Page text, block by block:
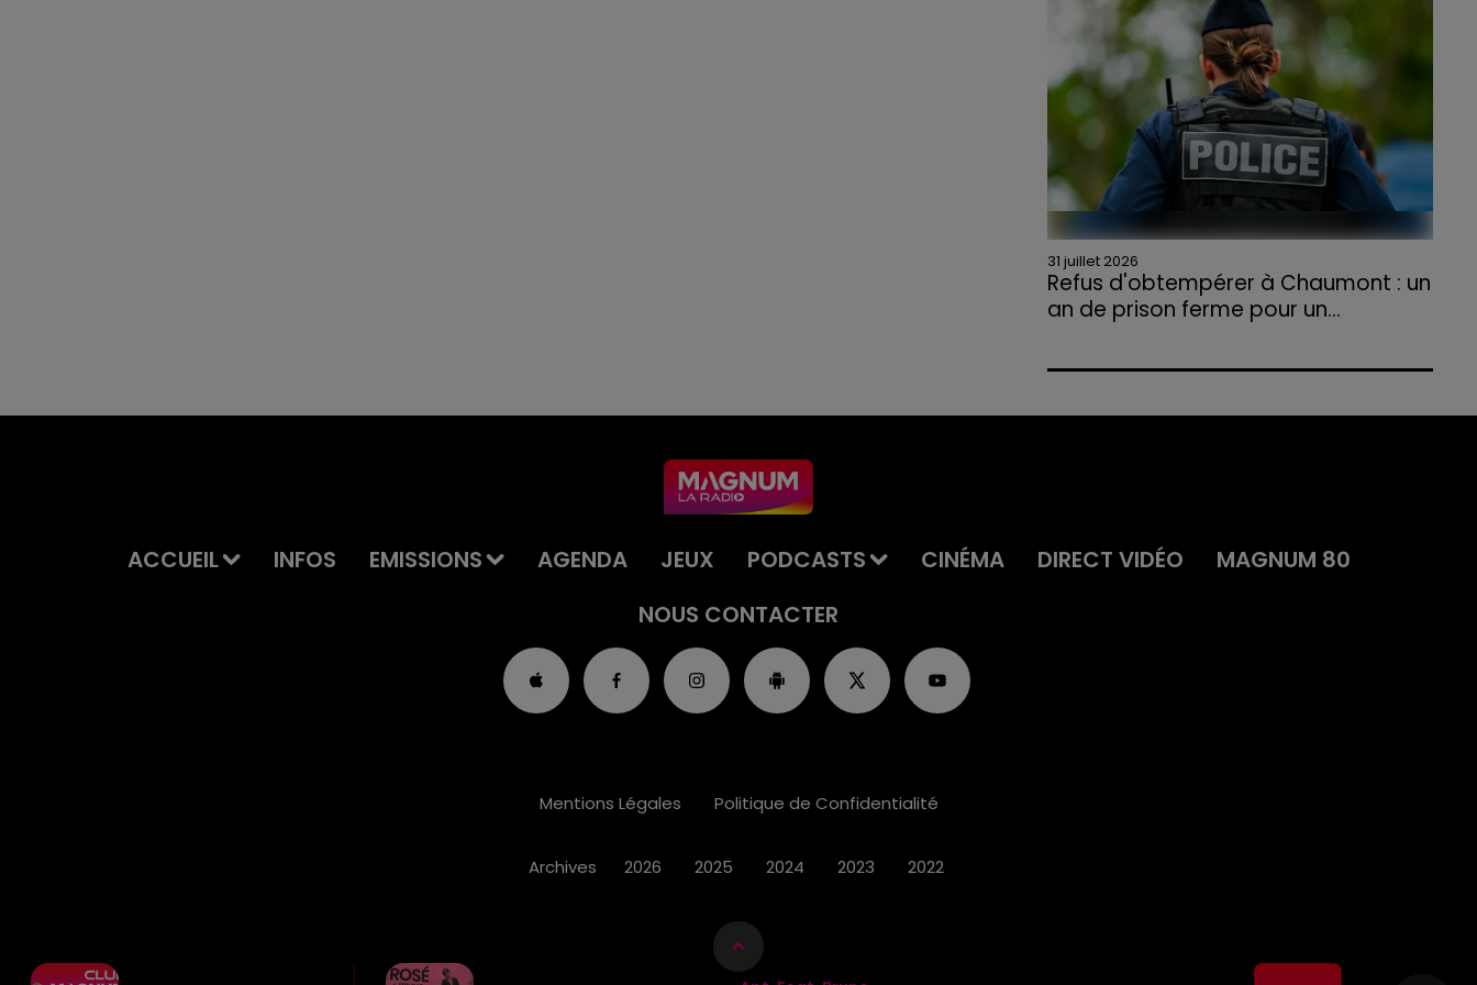
agriculteurs volontaires pour venir en aide...
31 juillet 2026
Refus d'obtempérer à Chaumont : un
an de prison ferme pour un...
l'annulation de son permis et la confiscation
ACCUEIL INFOS EMISSIONS AGENDA JEUX PODCASTS CINÉMA DIRECT VIDÉO
MAGNUM 80
NOUS CONTACTER
Mentions Légales Politique de Confidentialité
Archives 2026 2025 2024 2023 2022